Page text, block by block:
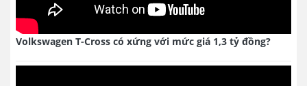
Volkswagen T-Cross có xứng với mức giá 1,3 tỷ đồng?